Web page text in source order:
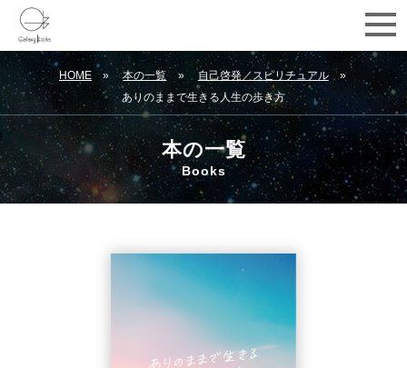
HOME 本の一覧
自己啓発／スピリチュアル
ありのままで生きる人生の歩き方
本の一覧
Books